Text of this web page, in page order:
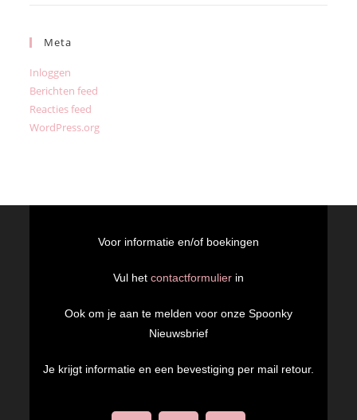
Meta
Inloggen
Berichten feed
Reacties feed
WordPress.org
Voor informatie en/of boekingen
Vul het contactformulier in
Ook om je aan te melden voor onze Spoonky
Nieuwsbrief
Je krijgt informatie en een bevestiging per mail retour.